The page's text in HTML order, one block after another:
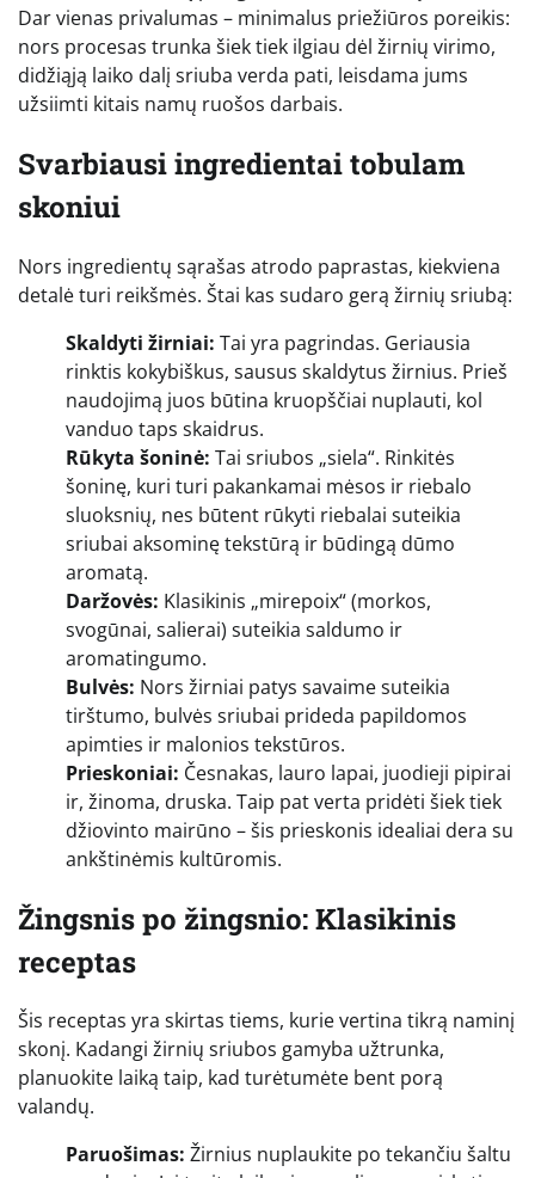
Dar vienas privalumas – minimalus priežiūros poreikis:
nors procesas trunka šiek tiek ilgiau dėl žirnių virimo,
didžiąją laiko dalį sriuba verda pati, leisdama jums
užsiimti kitais namų ruošos darbais.
Svarbiausi ingredientai tobulam
skoniui
Nors ingredientų sąrašas atrodo paprastas, kiekviena
detalė turi reikšmės. Štai kas sudaro gerą žirnių sriubą:
Skaldyti žirniai: Tai yra pagrindas. Geriausia
rinktis kokybiškus, sausus skaldytus žirnius. Prieš
naudojimą juos būtina kruopščiai nuplauti, kol
vanduo taps skaidrus.
Rūkyta šoninė: Tai sriubos „siela“. Rinkitės
šoninę, kuri turi pakankamai mėsos ir riebalo
sluoksnių, nes būtent rūkyti riebalai suteikia
sriubai aksominę tekstūrą ir būdingą dūmo
aromatą.
Daržovės: Klasikinis „mirepoix“ (morkos,
svogūnai, salierai) suteikia saldumo ir
aromatingumo.
Bulvės: Nors žirniai patys savaime suteikia
tirštumo, bulvės sriubai prideda papildomos
apimties ir malonios tekstūros.
Prieskoniai: Česnakas, lauro lapai, juodieji pipirai
ir, žinoma, druska. Taip pat verta pridėti šiek tiek
džiovinto mairūno – šis prieskonis idealiai dera su
ankštinėmis kultūromis.
Žingsnis po žingsnio: Klasikinis
receptas
Šis receptas yra skirtas tiems, kurie vertina tikrą naminį
skonį. Kadangi žirnių sriubos gamyba užtrunka,
planuokite laiką taip, kad turėtumėte bent porą
valandų.
Paruošimas: Žirnius nuplaukite po tekančiu šaltu